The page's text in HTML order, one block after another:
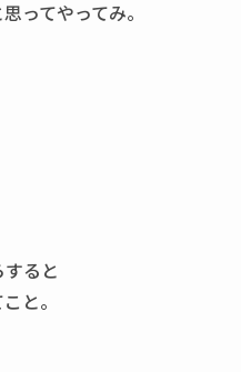
ってやってみ。
ると
と。